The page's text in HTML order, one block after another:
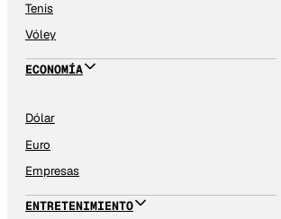
Tenis
Vóley
ECONOMÍA
Dólar
Euro
Empresas
ENTRETENIMIENTO